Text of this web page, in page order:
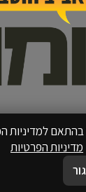
למדיניות
מדיניות הפרטיות